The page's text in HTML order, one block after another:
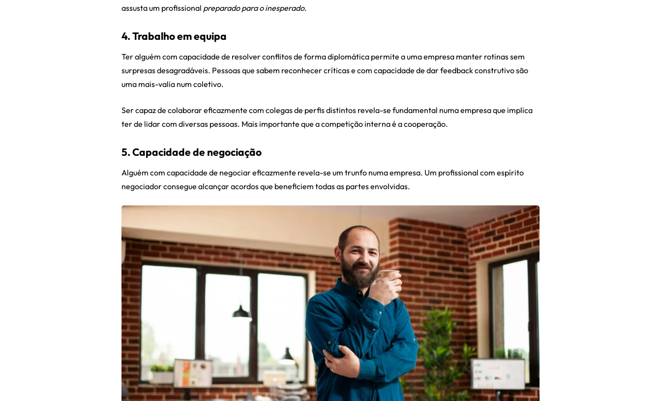
assusta um profissional preparado para o inesperado.
4.Trabalho em equipa
Ter alguém com capacidade de resolver conflitos de forma diplomática permite a uma empresa manter rotinas sem
surpresas desagradáveis. Pessoas que sabem reconhecer críticas e com capacidade de dar feedback construtivo são
uma mais-valia num coletivo.
Ser capaz de colaborar eficazmente com colegas de perfis distintos revela-se fundamental numa empresa que implica
ter de lidar com diversas pessoas. Mais importante que a competição interna é a cooperação.
5.Capacidade de negociação
Alguém com capacidade de negociar eficazmente revela-se um trunfo numa empresa. Um profissional com espírito
negociador consegue alcançar acordos que beneficiem todas as partes envolvidas.